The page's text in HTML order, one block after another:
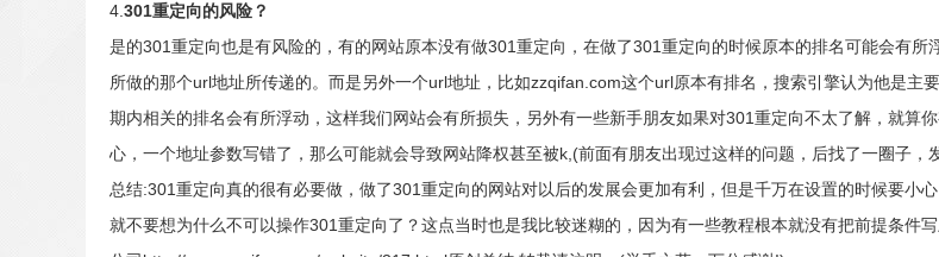
4. 301重定向的风险？
是的301重定向也是有风险的，有的网站原本没有做301重定向，在做了301重定向的时候原本的排名可能会有
所做的那个url地址所传递的。而是另外一个url地址，比如zzqifan.com这个url原本有排名，搜索引擎认为他是
期内相关的排名会有所浮动，这样我们网站会有所损失，另外有一些新手朋友如果对301重定向不太了解，就算
心，一个地址参数写错了，那么可能就会导致网站降权甚至被k,(前面有朋友出现过这样的问题，后找了一圈子
总结:301重定向真的很有必要做，做了301重定向的网站对以后的发展会更加有利，但是千万在设置的时候要小
就不要想为什么不可以操作301重定向了？这点当时也是我比较迷糊的，因为有一些教程根本就没有把前提条